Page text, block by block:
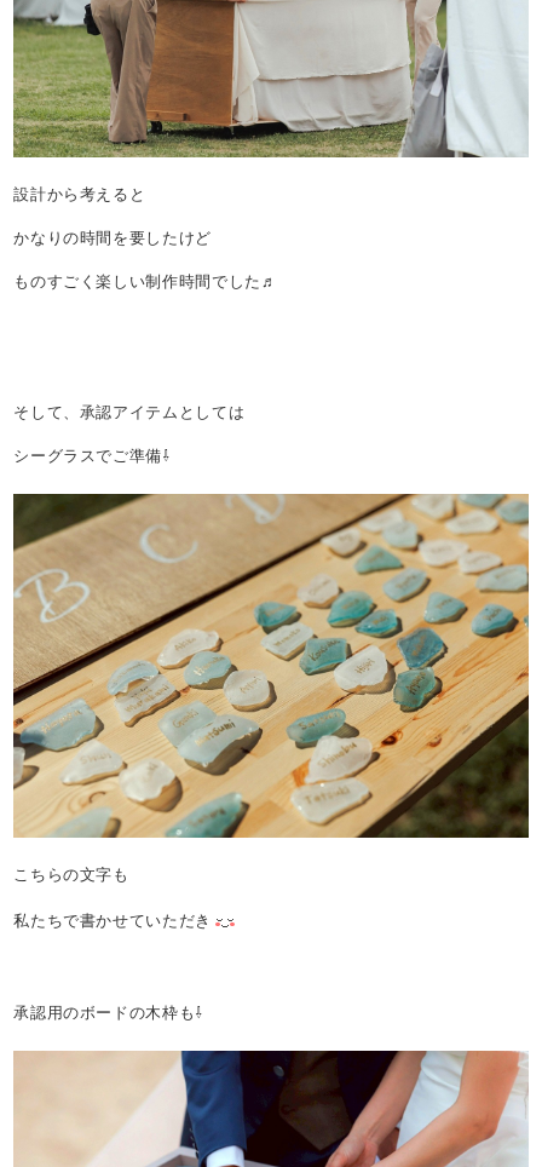
設計から考えると
かなりの時間を要したけど
ものすごく楽しい制作時間でした♬
そして、承認アイテムとしては
シーグラスでご準備⇩
こちらの文字も
私たちで書かせていただき
承認用のボードの木枠も⇩